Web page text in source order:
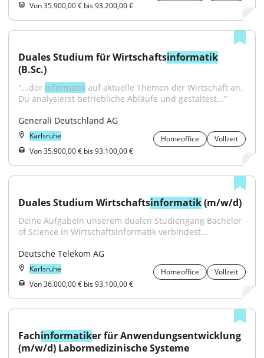
Von 35.900,00 € bis 93.200,00 €
Duales Studium für Wirtschaftsinformatik
(B.Sc.)
"...der Informatik auf aktuelle Themen der Wirtschaft an.
Du analysierst betriebliche Abläufe und gestaltest..."
Generali Deutschland AG
Karlsruhe Homeoffice
Vollzeit
Von 35.900,00 € bis 93.100,00 €
Duales Studium Wirtschaftsinformatik (m/w/d)
Deine AufgabeIn unserem dualen Studiengang Bachelor
of Science in Wirtschaftsinformatik verbindest...
Deutsche Telekom AG
Karlsruhe Homeoffice
Vollzeit
Von 36.000,00 € bis 93.100,00 €
Fachinformatiker für Anwendungsentwicklung
(m/w/d) Labormedizinische Systeme